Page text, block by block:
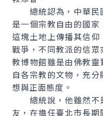
總統認為，中華民
是一個宗教自由的國
這塊土地上傳播其信
戰爭，不同教派的信
教博物館雖是由佛教
自各宗教的文物，充
想與正面態度。
總統說，他雖然不
友，在擔任臺北市長